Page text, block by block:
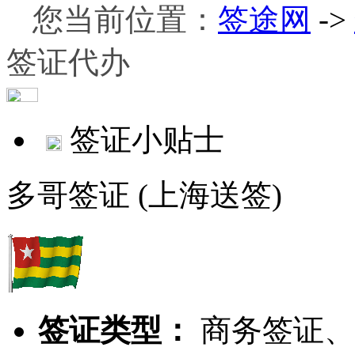
您当前位置： 签途网 ->
签证代办
签证小贴士
多哥签证 (上海送签)
签证类型： 商务签证